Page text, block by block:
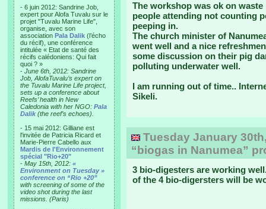
- 6 juin 2012: Sandrine Job,
expert pour Alofa Tuvalu sur le
projet "Tuvalu Marine Life",
organise, avec son
association Pala Dalik (l’écho
du récif), une conférence
intitulée « Etat de santé des
récifs calédoniens: Qui fait
quoi ? »
- June 6th, 2012: Sandrine
Job, AlofaTuvalu’s expert on
the Tuvalu Marine Life project,
sets up a conference about
Reefs’ health in New
Caledonia with her NGO: Pala
Dalik (the reef’s echoes).
- 15 mai 2012: Gilliane est
l'invitée de Patricia Ricard et
Marie-Pierre Cabello aux
Mardis de l'Environnement
spécial "Rio+20"
- May 15th, 2012: «
Environment on Tuesday »
conference on “Rio +20”
with screening of some of the
video shot during the last
missions. (Paris)
The workshop was ok on
people attending not counting
peeping in.
The church minister of
went well and a nice
some discussion on their pig
polluting underwater well.
I am running out of time..
Sikeli.
Tuesday January
“biogas in Nanumea”
3 bio-digesters are working
of the 4 bio-digersters will be